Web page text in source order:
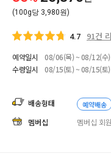
(100g당 3,980원)
4.7 91건
예약일시
08/06(목) ~ 08/12(수)
수령일시
08/15(토) ~ 08/15(토)
배송형태 예약배송
멤버십 멤버십 회